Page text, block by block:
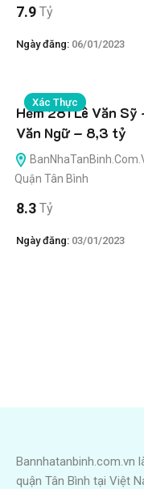
7.9 Tỷ
Ngày đăng: 06/01/2023
Xác Thực
Hẻm 281 Lê Văn
Văn Ngữ – 8,3 tỷ
Quận Tân Bình
8.3 Tỷ
Ngày đăng: 03/01/2023
Bannhatanbinh.com.vn
quận Tân Bình tại Việt